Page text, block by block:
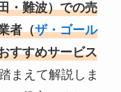
・難波）での売
者（ザ・ゴール
すすめサービス
まえて解説しま